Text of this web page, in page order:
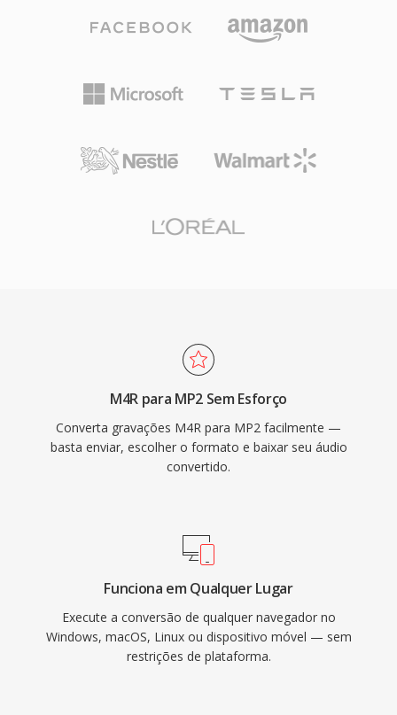
vez sincronizado ou baixado, o toque se
integra às configurações do iOS para
vantagens práticas incluem implantação
sincronizacao iTunes ou AirDrop, reprodução
de alta qualidade do codec AAC mesmo em
de atribuir toques individuais a contatos
modelo psicoacustico para determinar limiares
codifica cada sub-banda com Huffman.
Implantacoes de transmissão típicas usam
qualidade transparente com menor
propriedades explicam por que a televisão
transmissoes ao vivo onde a sincronizacao
labial é relevante. Três vantagens mantém o
MP2 pertinente décadas após a padronizacao:
degradação graciosa sob erros de transmissão
vital para sinais over-the-air, atraso mínimo de
transmissão europeias é asiaticas.
M4R para MP2 Sem Esforço
Converta gravações M4R para MP2 facilmente —
basta enviar, escolher o formato e baixar seu áudio
convertido.
Funciona em Qualquer Lugar
Execute a conversão de qualquer navegador no
Windows, macOS, Linux ou dispositivo móvel — sem
restrições de plataforma.